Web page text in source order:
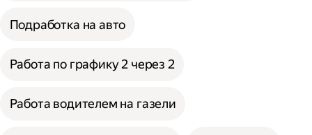
Подработка на авто
Работа по графику 2 через 2
Работа водителем на газели